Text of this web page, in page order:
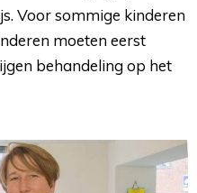
Voor sommige kinderen
moeten eerst
behandeling op het